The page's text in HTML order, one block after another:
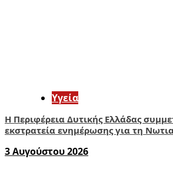
Υγεία
Η Περιφέρεια Δυτικής Ελλάδας
εκστρατεία ενημέρωσης για τη
3 Αυγούστου 2026